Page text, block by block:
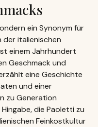
ein Synonym für
der italienischen
einem Jahrhundert
Geschmack und
eine Geschichte
und einer
zu Generation
die Paoletti zu
Feinkostkultur